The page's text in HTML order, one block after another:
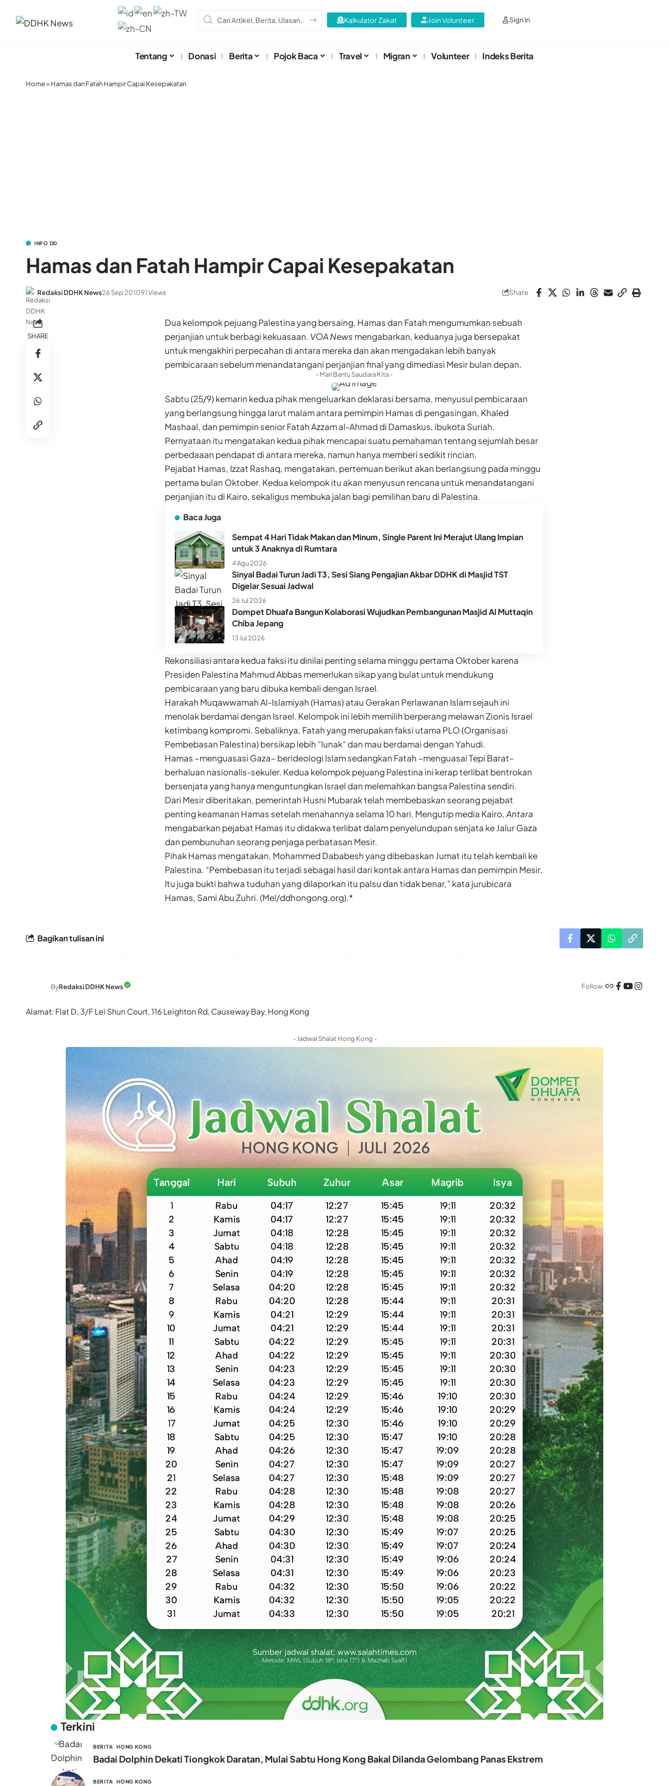
Sign In
Kalkulator Zakat Join Volunteer
Tentang Donasi Berita Pojok Baca Travel Migran Volunteer Indeks Berita
Home»Hamas dan Fatah Hampir Capai Kesepakatan
INFO DD
Hamas dan Fatah Hampir Capai Kesepakatan
Redaksi DDHK News26 Sep 201091 Views Share
SHARE
Dua kelompok pejuang Palestina yang bersaing, Hamas dan Fatah mengumumkan sebuah
perjanjian untuk berbagi kekuasaan. VOA News mengabarkan, keduanya juga bersepakat
untuk mengakhiri perpecahan di antara mereka dan akan mengadakan lebih banyak
pembicaraan sebelum menandatangani perjanjian final yang dimediasi Mesir bulan depan.
- Mari Bantu Saudara Kita -
Sabtu (25/9) kemarin kedua pihak mengeluarkan deklarasi bersama, menyusul pembicaraan
yang berlangsung hingga larut malam antara pemimpin Hamas di pengasingan, Khaled
Mashaal, dan pemimpin senior Fatah Azzam al-Ahmad di Damaskus, ibukota Suriah.
Pernyataan itu mengatakan kedua pihak mencapai suatu pemahaman tentang sejumlah besar
perbedaaan pendapat di antara mereka, namun hanya memberi sedikit rincian.
Pejabat Hamas, Izzat Rashaq, mengatakan, pertemuan berikut akan berlangsung pada minggu
pertama bulan Oktober. Kedua kelompok itu akan menyusun rencana untuk menandatangani
perjanjian itu di Kairo, sekaligus membuka jalan bagi pemilihan baru di Palestina.
Baca Juga
Sempat 4 Hari Tidak Makan dan Minum, Single Parent Ini Merajut Ulang Impian
untuk 3 Anaknya di Rumtara
4 Agu 2026
Sinyal Badai Turun Jadi T3, Sesi Siang Pengajian Akbar DDHK di Masjid TST
Digelar Sesuai Jadwal
26 Jul 2026
Dompet Dhuafa Bangun Kolaborasi Wujudkan Pembangunan Masjid Al Muttaqin
Chiba Jepang
13 Jul 2026
Rekonsiliasi antara kedua faksi itu dinilai penting selama minggu pertama Oktober karena
Presiden Palestina Mahmud Abbas memerlukan sikap yang bulat untuk mendukung
pembicaraan yang baru dibuka kembali dengan Israel.
Harakah Muqawwamah Al-Islamiyah (Hamas) atau Gerakan Perlawanan Islam sejauh ini
menolak berdamai dengan Israel. Kelompok ini lebih memilih berperang melawan Zionis Israel
ketimbang kompromi. Sebaliknya, Fatah yang merupakan faksi utama PLO (Organisasi
Pembebasan Palestina) bersikap lebih “lunak” dan mau berdamai dengan Yahudi.
Hamas –menguasasi Gaza– berideologi Islam sedangkan Fatah –menguasai Tepi Barat–
berhaluan nasionalis-sekuler. Kedua kelompok pejuang Palestina ini kerap terlibat bentrokan
bersenjata yang hanya menguntungkan Israel dan melemahkan bangsa Palestina sendiri.
Dari Mesir diberitakan, pemerintah Husni Mubarak telah membebaskan seorang pejabat
penting keamanan Hamas setelah menahannya selama 10 hari. Mengutip media Kairo, Antara
mengabarkan pejabat Hamas itu didakwa terlibat dalam penyelundupan senjata ke Jalur Gaza
dan pembunuhan seorang penjaga perbatasan Mesir.
Pihak Hamas mengatakan, Mohammed Dababesh yang dibebaskan Jumat itu telah kembali ke
Palestina. “Pembebasan itu terjadi sebagai hasil dari kontak antara Hamas dan pemimpin Mesir.
Itu juga bukti bahwa tuduhan yang dilaporkan itu palsu dan tidak benar,” kata jurubicara
Hamas, Sami Abu Zuhri. (Mel/ddhongong.org).*
Bagikan tulisan ini
ByRedaksi DDHK News Follow:
Alamat: Flat D, 3/F Lei Shun Court, 116 Leighton Rd, Causeway Bay, Hong Kong
- Jadwal Shalat Hong Kong -
Terkini
BERITA HONG KONG
Badai Dolphin Dekati Tiongkok Daratan, Mulai Sabtu Hong Kong Bakal Dilanda Gelombang Panas Ekstrem
BERITA HONG KONG